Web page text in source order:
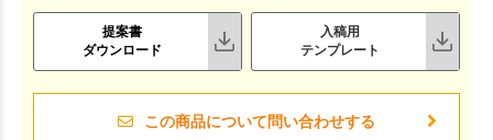
提案書
ダウンロード
入稿用
テンプレート
この商品について問い合わせする